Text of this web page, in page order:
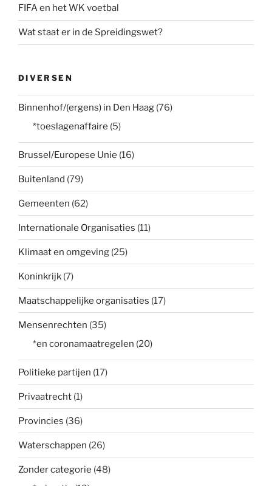
FIFA en het WK voetbal
Wat staat er in de Spreidingswet?
DIVERSEN
Binnenhof/(ergens) in Den Haag (76)
*toeslagenaffaire (5)
Brussel/Europese Unie (16)
Buitenland (79)
Gemeenten (62)
Internationale Organisaties (11)
Klimaat en omgeving (25)
Koninkrijk (7)
Maatschappelijke organisaties (17)
Mensenrechten (35)
*en coronamaatregelen (20)
Politieke partijen (17)
Privaatrecht (1)
Provincies (36)
Waterschappen (26)
Zonder categorie (48)